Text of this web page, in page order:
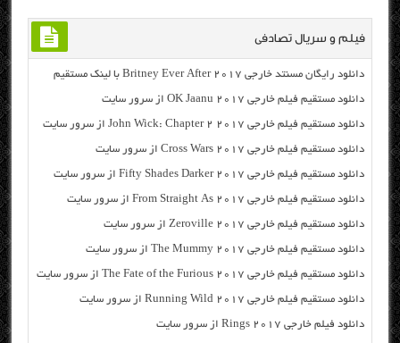
فیلم و سریال تصادفی
دانلود رایگان مسنتد خارجی Britney Ever After 2017 با لینک مستقیم
دانلود مستقیم فیلم خارجی OK Jaanu 2017 از سرور سایت
دانلود مستقیم فیلم خارجی John Wick: Chapter 2 2017 از سرور سایت
دانلود مستقیم فیلم خارجی Cross Wars 2017 از سرور سایت
دانلود مستقیم فیلم خارجی Fifty Shades Darker 2017 از سرور سایت
دانلود مستقیم فیلم خارجی From Straight As 2017 از سرور سایت
دانلود مستقیم فیلم خارجی Zeroville 2017 از سرور سایت
دانلود مستقیم فیلم خارجی The Mummy 2017 از سرور سایت
دانلود مستقیم فیلم خارجی The Fate of the Furious 2017 از سرور سایت
دانلود مستقیم فیلم خارجی Running Wild 2017 از سرور سایت
دانلود فیلم خارجی Rings 2017 از سرور سایت